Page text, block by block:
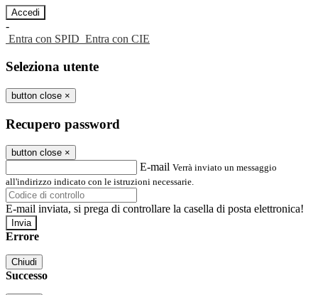
-
Entra con SPID Entra con CIE
Seleziona utente
button close ×
Recupero password
button close ×
E-mail Verrà inviato un messaggio
all'indirizzo indicato con le istruzioni necessarie.
E-mail inviata, si prega di controllare la casella di posta elettronica!
Errore
Chiudi
Successo